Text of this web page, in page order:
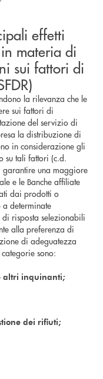
effetti
materia di
sui fattori di
la rilevanza che le
sui fattori di
del servizio di
la distribuzione di
in considerazione gli
su tali fattori (c.d.
garantire una maggiore
e le Banche affiliate
dai prodotti o
determinate
risposta selezionabili
alla preferenza di
di adeguatezza
sono:
altri inquinanti;
dei rifiuti;